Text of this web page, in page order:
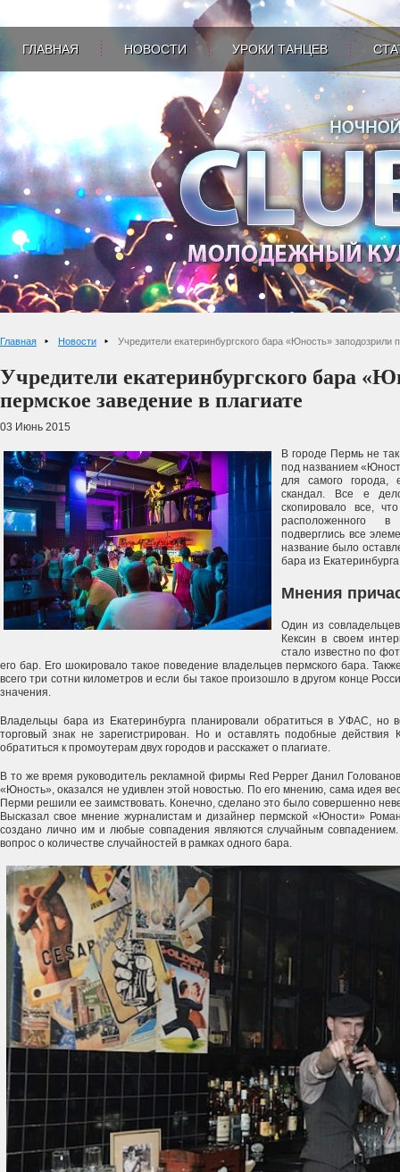
ГЛАВНАЯ НОВОСТИ УРОКИ ТАНЦЕВ
Главная Новости Учредители екатеринбургского бара «Юность» заподозрили
Учредители екатеринбургского бара
пермское заведение в плагиате
03 Июнь 2015
В городе Пермь не
под названием
для самого города,
скандал. Все е
скопировало все,
расположенного в
подверглись все
название было
бара из
Мнения
Один из
Кексин в своем
стало известно по
его бар. Его шокировало такое поведение владельцев пермского бара.
всего три сотни километров и если бы такое произошло в другом конце
значения.
Владельцы бара из Екатеринбурга планировали обратиться в УФАС, но
торговый знак не зарегистрирован. Но и оставлять подобные
обратиться к промоутерам двух городов и расскажет о плагиате.
В то же время руководитель рекламной фирмы Red Pepper Данил
«Юность», оказался не удивлен этой новостью. По его мнению, сама идея
Перми решили ее заимствовать. Конечно, сделано это было совершенно
Высказал свое мнение журналистам и дизайнер пермской «Юности»
создано лично им и любые совпадения являются случайным
вопрос о количестве случайностей в рамках одного бара.